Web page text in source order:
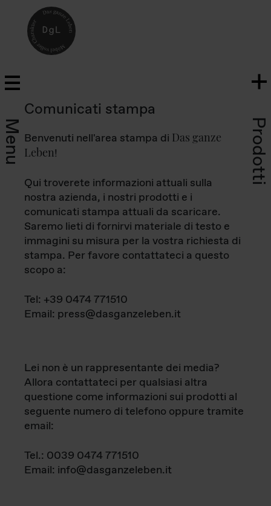
Menu Prodotti
Comunicati stampa
Benvenuti nell'area stampa di Das ganze
Leben!
Qui troverete informazioni attuali sulla
nostra azienda, i nostri prodotti e i
comunicati stampa attuali da scaricare.
Saremo lieti di fornirvi materiale di testo e
immagini su misura per la vostra richiesta di
stampa. Per favore contattateci a questo
scopo a:
Tel: +39 0474 771510
Email: press@dasganzeleben.it
Lei non è un rappresentante dei media?
Allora contattateci per qualsiasi altra
questione come informazioni sui prodotti al
seguente numero di telefono oppure tramite
email:
Tel.: 0039 0474 771510
Email: info@dasganzeleben.it